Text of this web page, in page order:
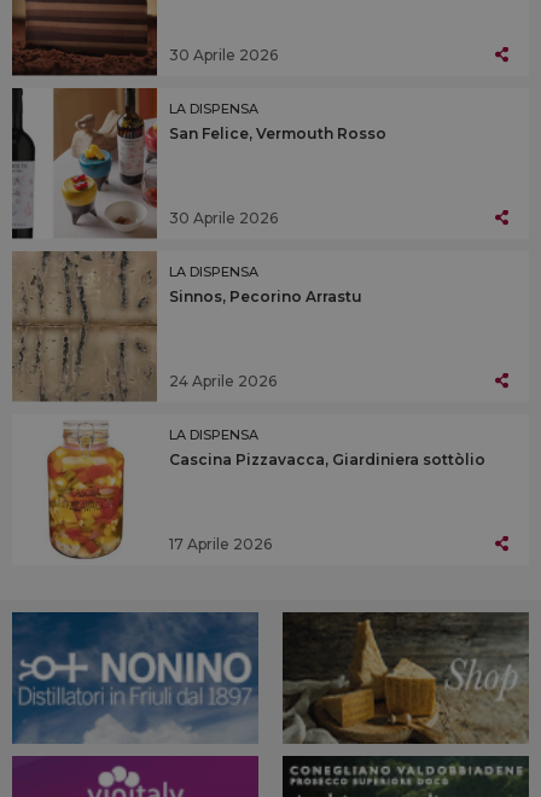
30 Aprile 2026
LA DISPENSA
San Felice, Vermouth Rosso
30 Aprile 2026
LA DISPENSA
Sinnos, Pecorino Arrastu
24 Aprile 2026
LA DISPENSA
Cascina Pizzavacca, Giardiniera sottòlio
17 Aprile 2026